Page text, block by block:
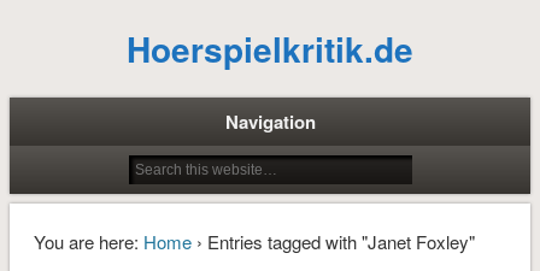
Hoerspielkritik.de
Navigation
You are here: Home› Entries tagged with "Janet Foxley"